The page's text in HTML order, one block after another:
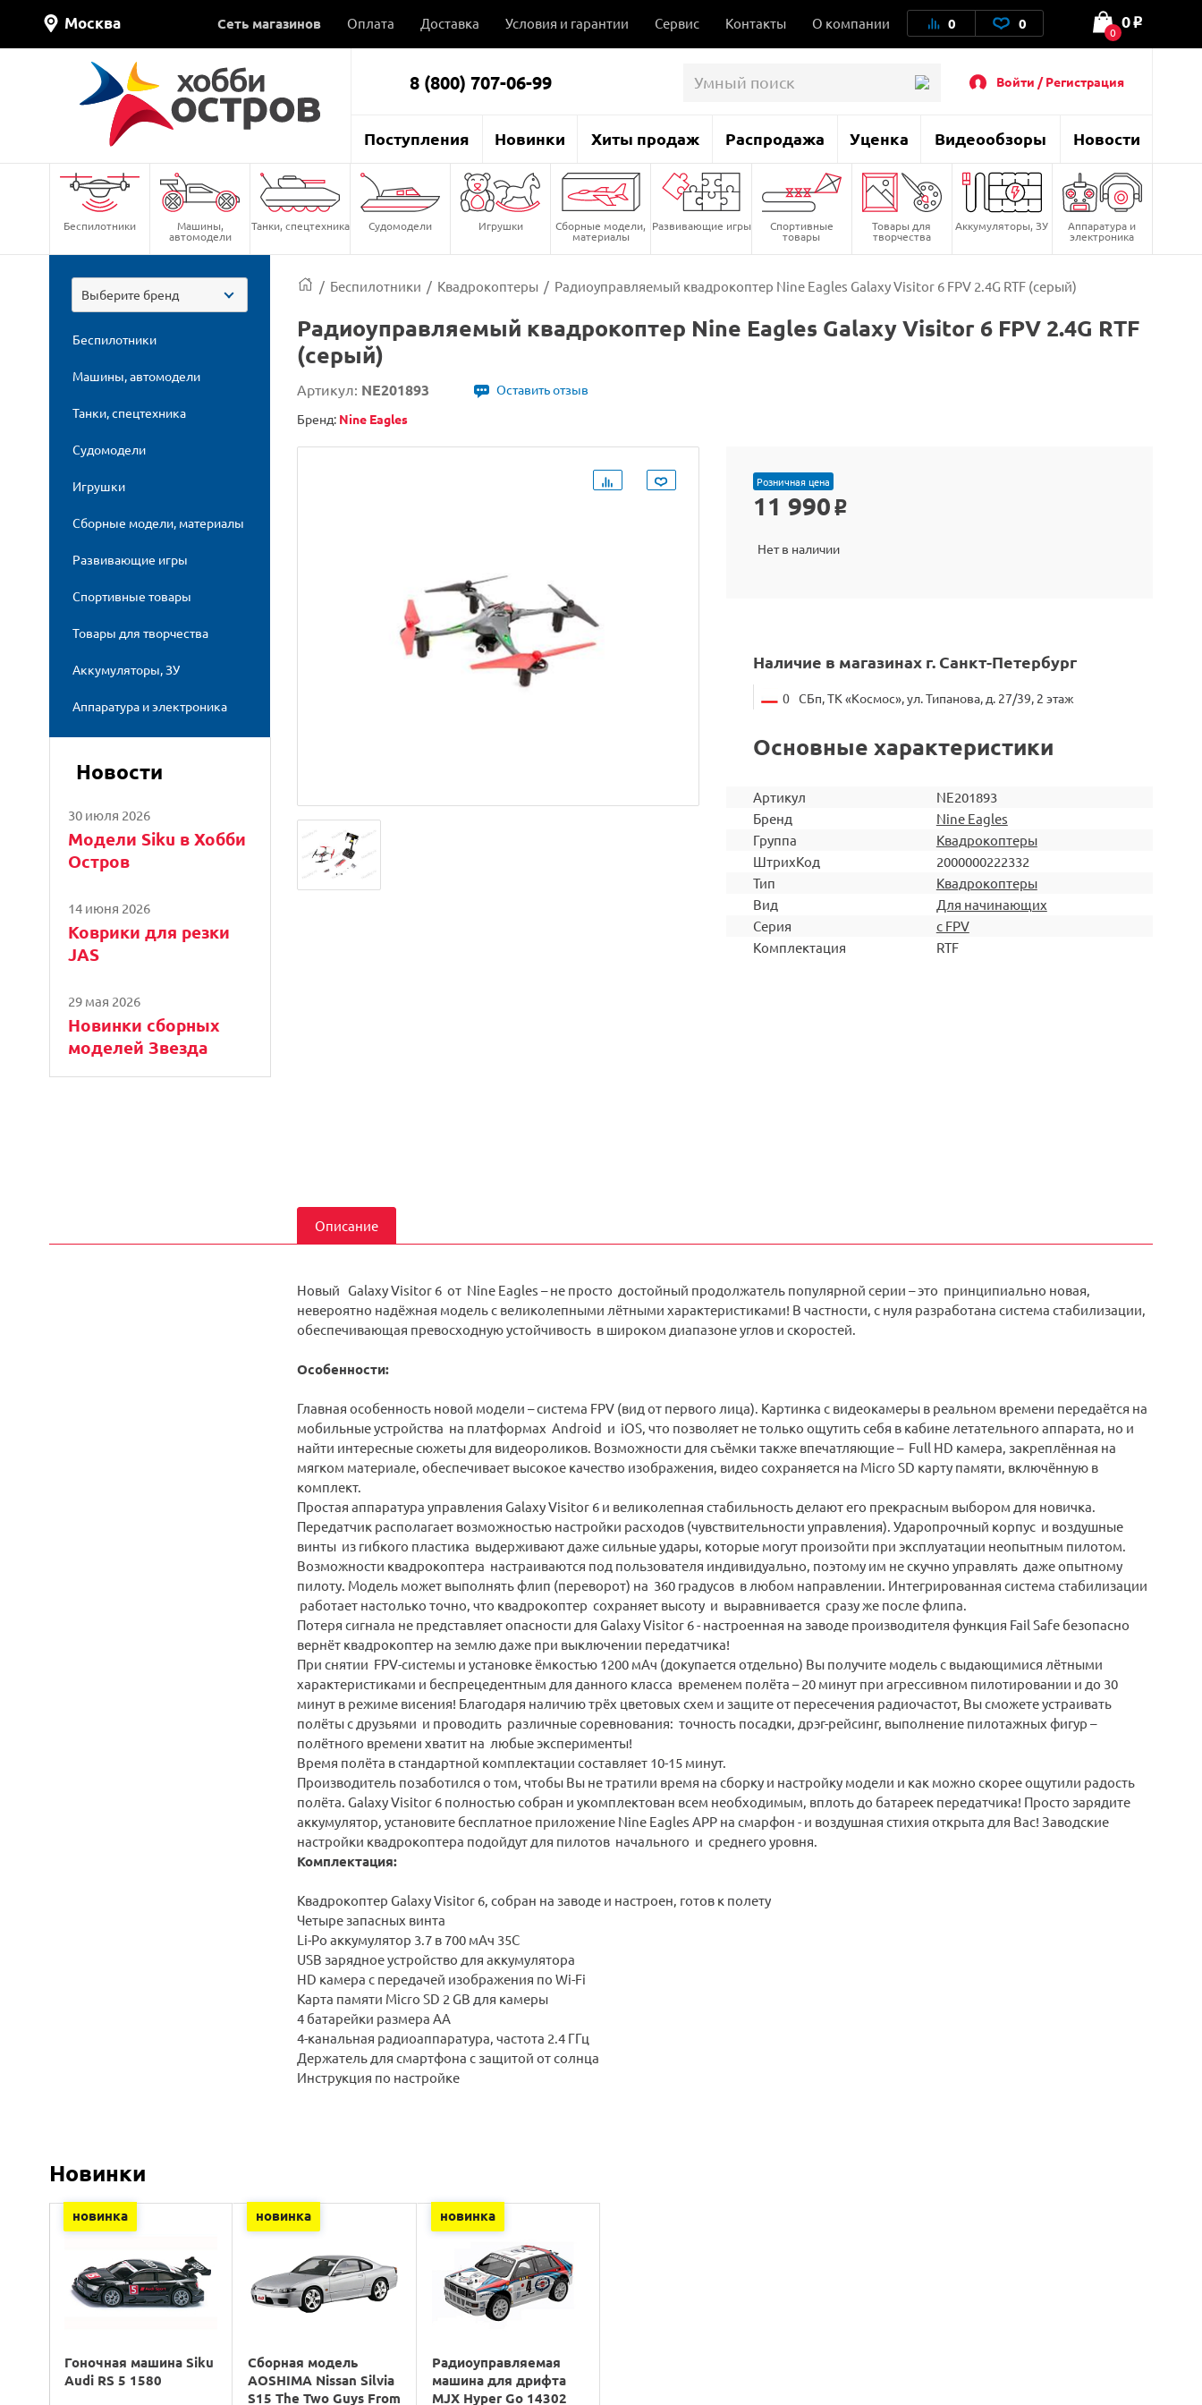
Москва Сеть магазинов Оплата Доставка Условия и гарантии Сервис Контакты О компании 0 0 0
0 o
8 (800) 707-06-99 Войти / Регистрация
Поступления Новинки Хиты продаж Распродажа Уценка Видеообзоры Новости
Беспилотники Машины,
автомодели
Танки, спецтехника Судомодели Игрушки Сборные модели,
материалы
Развивающие игры Спортивные
товары
Товары для
творчества
Аккумуляторы, ЗУ Аппаратура и
электроника
Выберите бренд
Беспилотники
Машины, автомодели
Танки, спецтехника
Судомодели
Игрушки
Сборные модели, материалы
Развивающие игры
Спортивные товары
Товары для творчества
Аккумуляторы, ЗУ
Аппаратура и электроника
Новости
30 июля 2026
Модели Siku в Хобби
Остров
14 июня 2026
Коврики для резки
JAS
29 мая 2026
Новинки сборных
моделей Звезда
/ Беспилотники / Квадрокоптеры / Радиоуправляемый квадрокоптер Nine Eagles Galaxy Visitor 6 FPV 2.4G RTF (серый)
Радиоуправляемый квадрокоптер Nine Eagles Galaxy Visitor 6 FPV 2.4G RTF
(серый)
Артикул: NE201893
Оставить отзыв
Бренд: Nine Eagles
Розничная цена
11 990 o
Нет в наличии
Наличие в магазинах г. Санкт-Петербург
0 СБп, ТК «Космос», ул. Типанова, д. 27/39, 2 этаж
Основные характеристики
Артикул
NE201893
Бренд
Nine Eagles
Группа
Квадрокоптеры
ШтрихКод
2000000222332
Тип
Квадрокоптеры
Вид
Для начинающих
Серия
с FPV
Комплектация
RTF
Описание
Новый Galaxy Visitor 6 от Nine Eagles – не просто достойный продолжатель популярной серии – это принципиально новая,
невероятно надёжная модель с великолепными лётными характеристиками! В частности, с нуля разработана система стабилизации,
обеспечивающая превосходную устойчивость в широком диапазоне углов и скоростей.
Особенности:
Главная особенность новой модели – система FPV (вид от первого лица). Картинка с видеокамеры в реальном времени передаётся на
мобильные устройства на платформах Android и iOS, что позволяет не только ощутить себя в кабине летательного аппарата, но и
найти интересные сюжеты для видеороликов. Возможности для съёмки также впечатляющие – Full HD камера, закреплённая на
мягком материале, обеспечивает высокое качество изображения, видео сохраняется на Micro SD карту памяти, включённую в
комплект.
Простая аппаратура управления Galaxy Visitor 6 и великолепная стабильность делают его прекрасным выбором для новичка.
Передатчик располагает возможностью настройки расходов (чувствительности управления). Ударопрочный корпус и воздушные
винты из гибкого пластика выдерживают даже сильные удары, которые могут произойти при эксплуатации неопытным пилотом.
Возможности квадрокоптера настраиваются под пользователя индивидуально, поэтому им не скучно управлять даже опытному
пилоту. Модель может выполнять флип (переворот) на 360 градусов в любом направлении. Интегрированная система стабилизации
работает настолько точно, что квадрокоптер сохраняет высоту и выравнивается сразу же после флипа.
Потеря сигнала не представляет опасности для Galaxy Visitor 6 - настроенная на заводе производителя функция Fail Safe безопасно
вернёт квадрокоптер на землю даже при выключении передатчика!
При снятии FPV-системы и установке ёмкостью 1200 мАч (докупается отдельно) Вы получите модель с выдающимися лётными
характеристиками и беспрецедентным для данного класса временем полёта – 20 минут при агрессивном пилотировании и до 30
минут в режиме висения! Благодаря наличию трёх цветовых схем и защите от пересечения радиочастот, Вы сможете устраивать
полёты с друзьями и проводить различные соревнования: точность посадки, дрэг-рейсинг, выполнение пилотажных фигур –
полётного времени хватит на любые эксперименты!
Время полёта в стандартной комплектации составляет 10-15 минут.
Производитель позаботился о том, чтобы Вы не тратили время на сборку и настройку модели и как можно скорее ощутили радость
полёта. Galaxy Visitor 6 полностью собран и укомплектован всем необходимым, вплоть до батареек передатчика! Просто зарядите
аккумулятор, установите бесплатное приложение Nine Eagles APP на смарфон - и воздушная стихия открыта для Вас! Заводские
настройки квадрокоптера подойдут для пилотов начального и среднего уровня.
Комплектация:
Квадрокоптер Galaxy Visitor 6, собран на заводе и настроен, готов к полету
Четыре запасных винта
Li-Po аккумулятор 3.7 в 700 мАч 35С
USB зарядное устройство для аккумулятора
HD камера с передачей изображения по Wi-Fi
Карта памяти Micro SD 2 GB для камеры
4 батарейки размера АА
4-канальная радиоаппаратура, частота 2.4 ГГц
Держатель для смартфона с защитой от солнца
Инструкция по настройке
Новинки
новинка
Гоночная машина Siku
Audi RS 5 1580
новинка
Сборная модель
AOSHIMA Nissan Silvia
S15 The Two Guys From
новинка
Радиоуправляемая
машина для дрифта
MJX Hyper Go 14302